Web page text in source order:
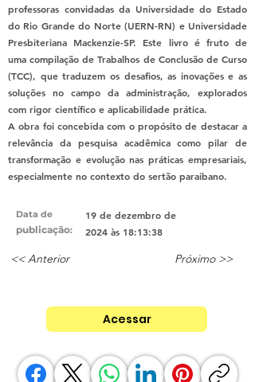
professoras convidadas da Universidade do Estado
do Rio Grande do Norte (UERN-RN) e Universidade
Presbiteriana Mackenzie-SP. Este livro é fruto de
uma compilação de Trabalhos de Conclusão de Curso
(TCC), que traduzem os desafios, as inovações e as
soluções no campo da administração, explorados
com rigor científico e aplicabilidade prática.
A obra foi concebida com o propósito de destacar a
relevância da pesquisa acadêmica como pilar de
transformação e evolução nas práticas empresariais,
especialmente no contexto do sertão paraibano.
Data de
publicação:
19 de dezembro de
2024 às 18:13:38
<< Anterior Próximo >>
Acessar